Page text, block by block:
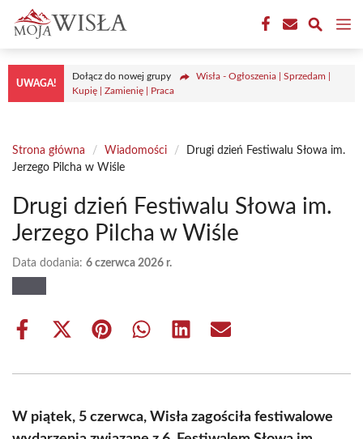
Przejdź
treści
UWAGA!
Dołącz do nowej grupy
Wisła - Ogłoszenia | Sprzedam |
Kupię | Zamienię | Praca
Strona główna / Wiadomości /
Drugi dzień Festiwalu Słowa im.
Jerzego Pilcha w Wiśle
Drugi dzień Festiwalu Słowa im.
Jerzego Pilcha w Wiśle
Data dodania: 6 czerwca 2026 r.
Share
Share
(Twitter)
Share Share Share Share
W piątek, 5 czerwca, Wisła zagościła festiwalowe